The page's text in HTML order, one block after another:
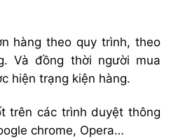
hàng theo quy trình, theo
Và đồng thời người mua
hiện trạng kiện hàng.
trên các trình duyệt thông
chrome, Opera…